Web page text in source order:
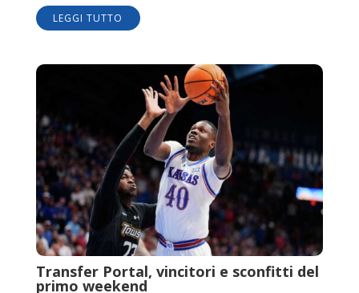
LEGGI TUTTO
Transfer Portal, vincitori e sconfitti del
primo weekend